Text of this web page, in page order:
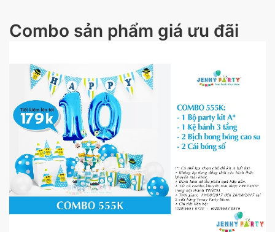
Combo sản phẩm giá ưu đãi